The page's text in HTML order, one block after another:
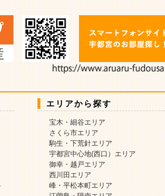
エリアから探す
宝木・細谷エリア
さくら市エリア
駒生・下荒針エリア
宇都宮中心地(西口）エリア
御幸・越戸エリア
西川田エリア
峰・平松本町エリア